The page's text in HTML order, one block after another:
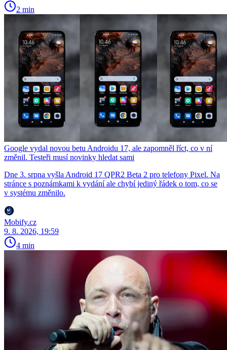
2 min
Google vydal novou betu Androidu 17, ale zapomněl říct, co v ní
změnil. Testeři musí novinky hledat sami
Dne 3. srpna vyšla Android 17 QPR2 Beta 2 pro telefony Pixel. Na
stránce s poznámkami k vydání ale chybí jediný řádek o tom, co se
v systému změnilo.
Mobify.cz
9. 8. 2026, 19:59
4 min